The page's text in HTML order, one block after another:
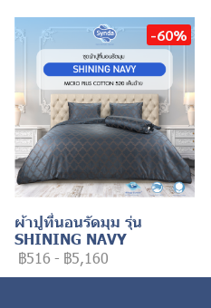
-60%
ผ้าปูที่นอนรัดมุม รุ่น
SHINING NAVY
฿516 - ฿5,160